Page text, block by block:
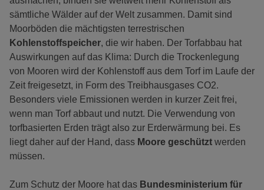
sämtliche Wälder auf der Welt zusammen. Damit sind
Moorböden die mächtigsten terrestrischen
Kohlenstoffspeicher, die wir haben. Der Torfabbau hat
Auswirkungen auf das Klima: Durch die Trockenlegung
von Mooren wird der Kohlenstoff aus dem Torf im Laufe der
Zeit freigesetzt, in Form des Treibhausgases CO2.
Besonders viele Emissionen werden in kurzer Zeit frei,
wenn man Torf abbaut und nutzt. Die Verwendung von
torfbasierten Erden trägt also zur Erderwärmung bei. Es
liegt daher auf der Hand, dass Moore geschützt werden
müssen.
Zum Schutz der Moore hat das Bundesministerium für